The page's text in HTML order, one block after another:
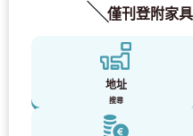
僅刊登附家
地址
搜尋